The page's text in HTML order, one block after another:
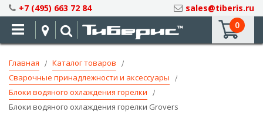
Skip
to
Content
+7 (495) 663 72 84
sales@tiberis.ru
0
Главная
Каталог товаров
Сварочные принадлежности и аксессуары
Блоки водяного охлаждения горелки
Блоки водяного охлаждения горелки Grovers